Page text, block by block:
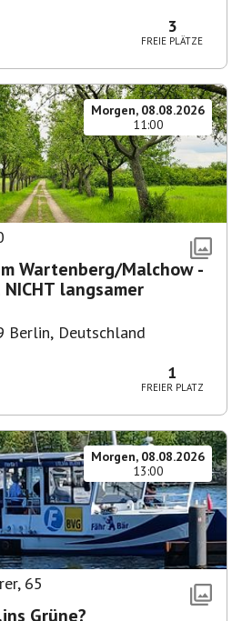
3
FREIE PLÄTZE
Morgen, 08.08.2026
11:00
Wartenberg/Malchow -
langsamer
Berlin, Deutschland
1
FREIER PLATZ
Morgen, 08.08.2026
13:00
, 65
Grüne?